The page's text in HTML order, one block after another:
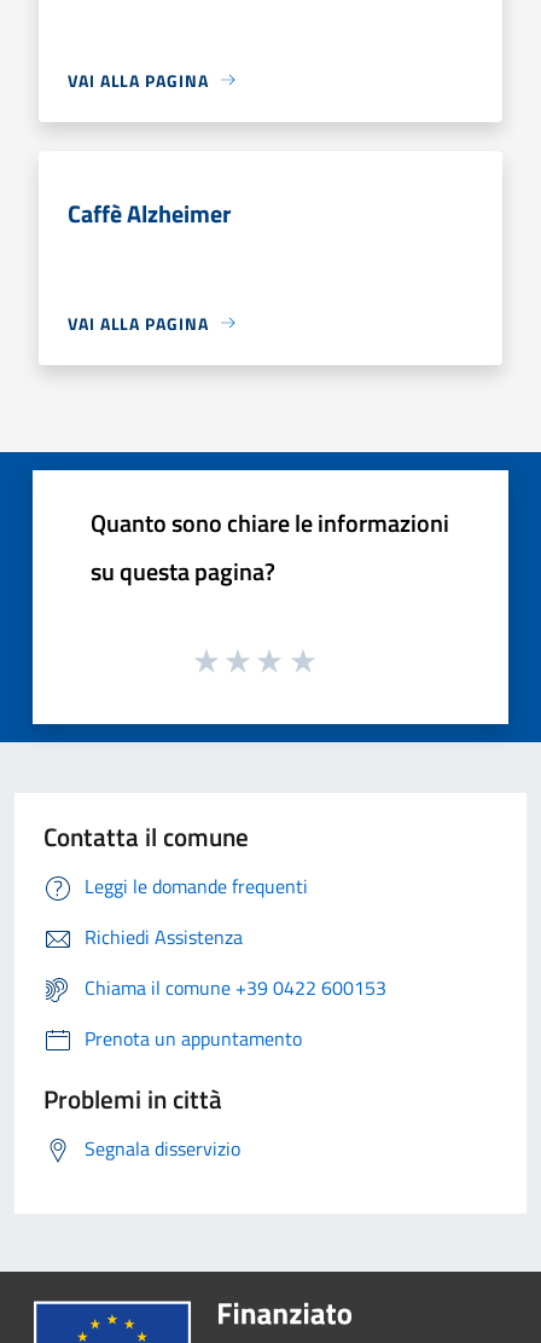
VAI ALLA PAGINA
Caffè Alzheimer
VAI ALLA PAGINA
Quanto sono chiare le informazioni
su questa pagina?
Contatta il comune
Leggi le domande frequenti
Richiedi Assistenza
Chiama il comune +39 0422 600153
Prenota un appuntamento
Problemi in città
Segnala disservizio